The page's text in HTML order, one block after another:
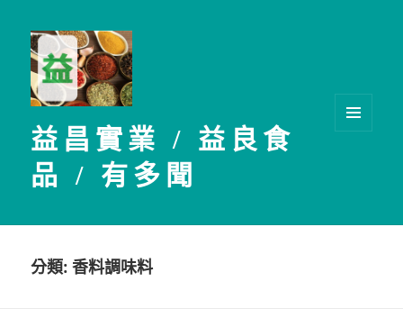
益昌實業 / 益良食
品 / 有多聞
分類:香料調味料